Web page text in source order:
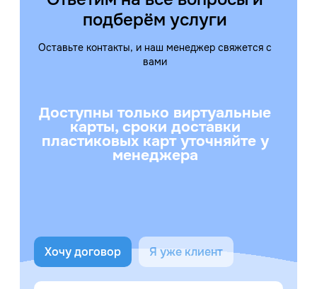
подберём услуги
Оставьте контакты, и наш менеджер свяжется с
вами
Доступны только виртуальные
карты, сроки доставки
пластиковых карт уточняйте у
менеджера
Хочу договор Я уже клиент